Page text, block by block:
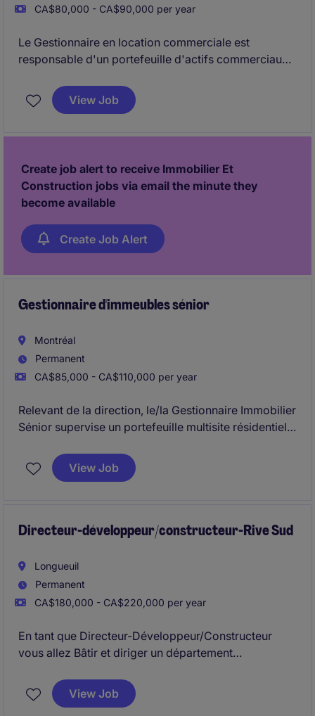
CA$80,000 - CA$90,000 per year
Le Gestionnaire en location commerciale est
responsable d'un portefeuille d'actifs commerciaux
maximiser l'occupation, les revenus et la valeur à
long terme.
collaboration avec les équipes internes pour soutenir
la vision stratégique des actifs.
View Job
Create job alert to receive Immobilier Et
Construction jobs via email the minute they
become available
Create Job Alert
Gestionnaire d'immeubles sénior
Montréal
Permanent
CA$85,000 - CA$110,000 per year
Relevant de la direction, le/la Gestionnaire Immobilier
Sénior supervise un portefeuille multisite résidentiel
les opérations, la performance financière et
l'expérience locataire.
site et l'optimisation continue des actifs dans un
View Job
Directeur-développeur/constructeur-Rive Sud
Longueuil
Permanent
CA$180,000 - CA$220,000 per year
En tant que Directeur-Développeur/Constructeur
vous allez Bâtir et diriger un département
développant les équipes, standardisant les
processus et assurant une exécution prévisible des
View Job